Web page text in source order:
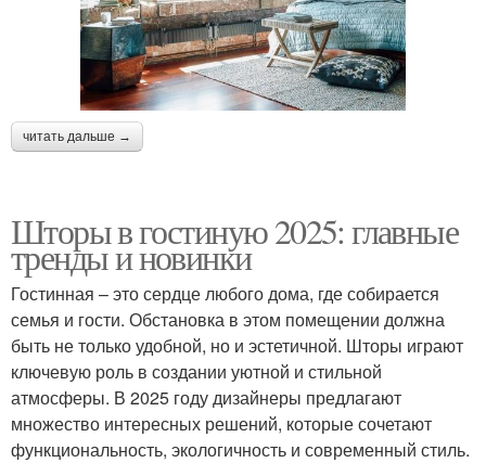
читать дальше →
Шторы в гостиную 2025: главные
тренды и новинки
Гостинная – это сердце любого дома, где собирается
семья и гости. Обстановка в этом помещении должна
быть не только удобной, но и эстетичной. Шторы играют
ключевую роль в создании уютной и стильной
атмосферы. В 2025 году дизайнеры предлагают
множество интересных решений, которые сочетают
функциональность, экологичность и современный стиль.